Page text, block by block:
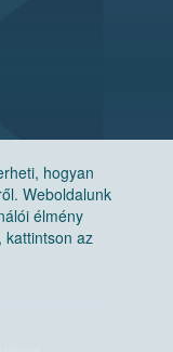
hogyan
Weboldalunk
élmény
kattintson az